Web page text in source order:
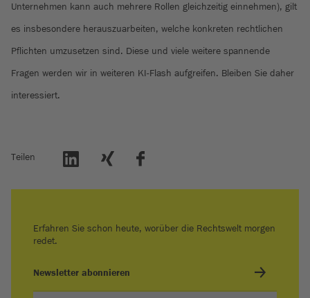
Unternehmen kann auch mehrere Rollen gleichzeitig einnehmen), gilt
es insbesondere herauszuarbeiten, welche konkreten rechtlichen
Pflichten umzusetzen sind. Diese und viele weitere spannende
Fragen werden wir in weiteren KI-Flash aufgreifen. Bleiben Sie daher
interessiert.
Teilen
Erfahren Sie schon heute, worüber die Rechtswelt morgen
redet.
Newsletter abonnieren